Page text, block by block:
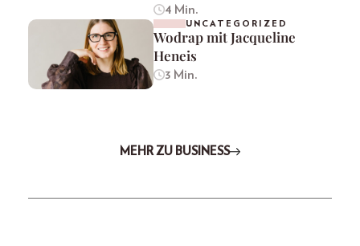
4 Min.
UNCATEGORIZED
Wodrap mit Jacqueline
Heneis
3 Min.
MEHR ZU BUSINESS